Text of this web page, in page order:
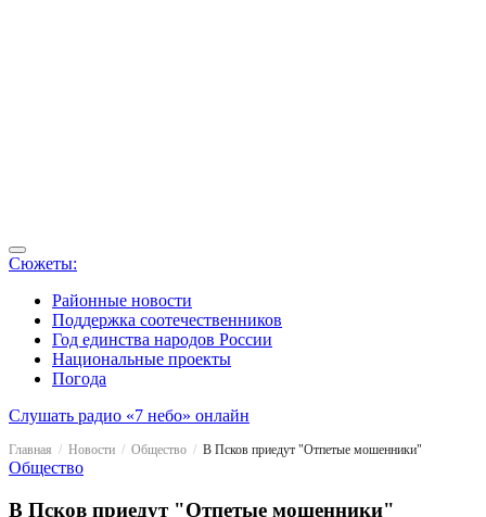
Сюжеты:
Районные новости
Поддержка соотечественников
Год единства народов России
Национальные проекты
Погода
Слушать радио «7 небо» онлайн
Главная Новости Общество В Псков приедут "Отпетые мошенники"
Общество
В Псков приедут "Отпетые мошенники"